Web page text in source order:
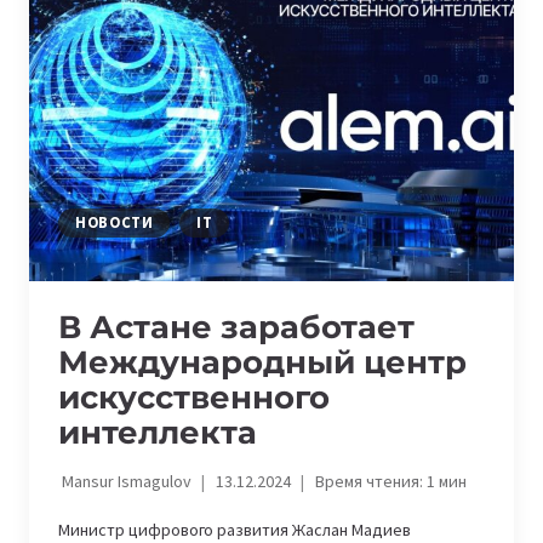
ПРЕДПРИНИМАТЕЛЕЙ
В
КАЗАХСТАНЕ
НОВОСТИ IT
В Астане заработает
Международный центр
искусственного
интеллекта
Mansur Ismagulov 13.12.2024 Время чтения: 1мин
Министр цифрового развития Жаслан Мадиев